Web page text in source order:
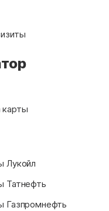
карты
Лукойл
Татнефть
Газпромнефть